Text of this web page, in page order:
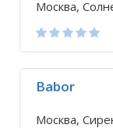
Москва,
Babor
Москва,